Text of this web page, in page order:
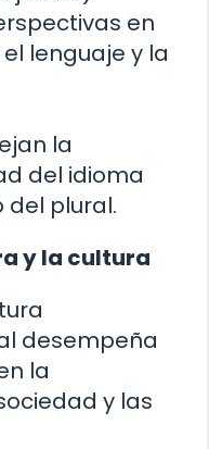
en
lenguaje y la
la
del idioma
del plural.
y la cultura
desempeña
la
y las